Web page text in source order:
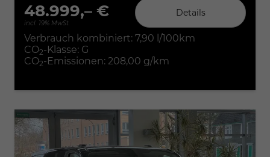
48.999,– €
incl. 19% MwSt.
Details
Verbrauch kombiniert: 7,90 l/100km
CO2-Klasse: G
CO2-Emissionen: 208,00 g/km